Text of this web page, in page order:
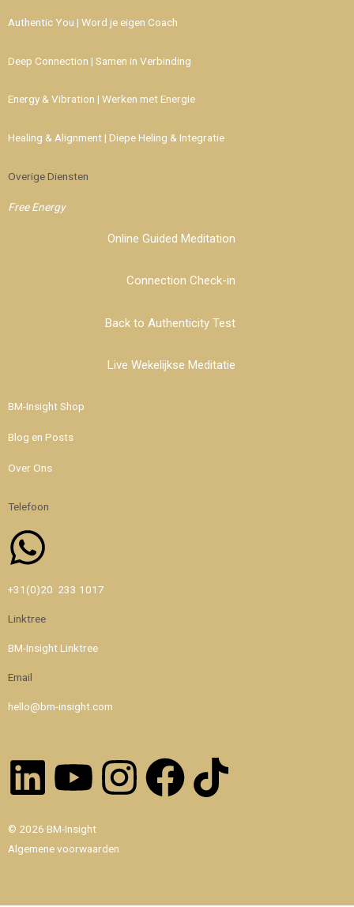
Authentic You | Word je eigen Coach
Deep Connection | Samen in Verbinding
Energy & Vibration | Werken met Energie
Healing & Alignment | Diepe Heling & Integratie
Overige Diensten
Free Energy
Online Guided Meditation
Connection Check-in
Back to Authenticity Test
Live Wekelijkse Meditatie
BM-Insight Shop
Blog en Posts
Over Ons
Telefoon
Whatsapp
+31(0)20 233 1017
Linktree
BM-Insight Linktree
Email
hello@bm-insight.com
Linkedin
Youtube
Instagram
Facebook
Tiktok
© 2026 BM-Insight
Algemene voorwaarden